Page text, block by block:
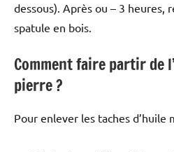
dessous). Après ou – 3 heures,
spatule en bois.
Comment faire partir de
pierre ?
Pour enlever les taches d’huile